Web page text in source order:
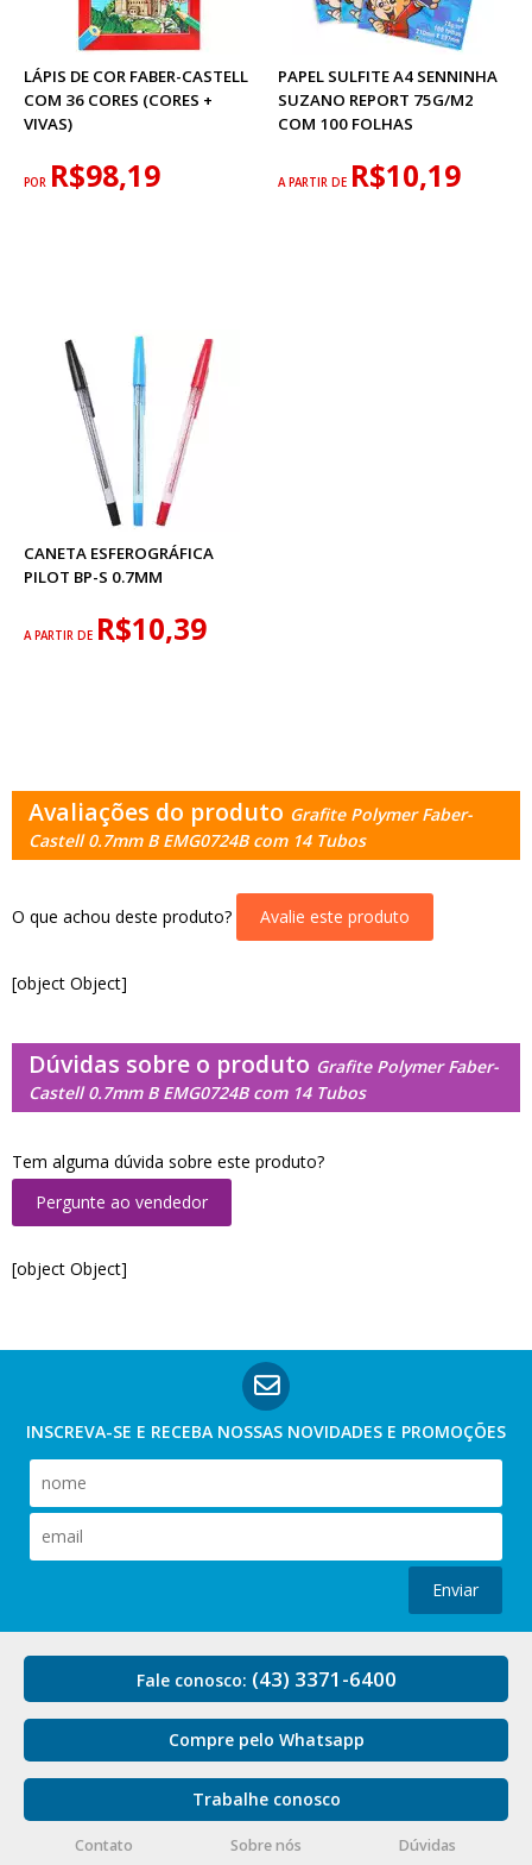
LÁPIS DE COR FABER-CASTELL
COM 36 CORES (CORES +
VIVAS)
POR R$98,19
PAPEL SULFITE A4 SENNINHA
SUZANO REPORT 75G/M2
COM 100 FOLHAS
A PARTIR DE R$10,19
CANETA ESFEROGRÁFICA
PILOT BP-S 0.7MM
A PARTIR DE R$10,39
Avaliações do produto Grafite Polymer Faber-
Castell 0.7mm B EMG0724B com 14 Tubos
O que achou deste produto? Avalie este produto
[object Object]
Dúvidas sobre o produto Grafite Polymer Faber-
Castell 0.7mm B EMG0724B com 14 Tubos
Tem alguma dúvida sobre este produto?
Pergunte ao vendedor
[object Object]
INSCREVA-SE E RECEBA NOSSAS NOVIDADES E PROMOÇÕES
Enviar
Fale conosco: (43) 3371-6400
Compre pelo Whatsapp
Trabalhe conosco
Contato Sobre nós Dúvidas